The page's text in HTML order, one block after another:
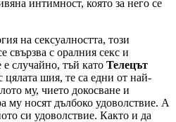
интимност, която за него се
на сексуалността, този
свързва с оралния секс и
случайно, тъй като Телецът
цялата шия, те са едни от най-
му, чието докосване и
му носят дълбоко удоволствие. А
си удоволствие. Както и да